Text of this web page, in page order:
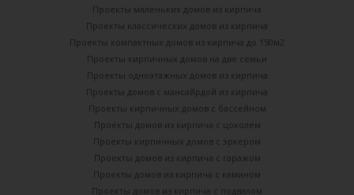
Проекты маленьких домов из кирпича
Проекты классических домов из кирпича
Проекты компактных домов из кирпича до 150м2
Проекты кирпичных домов на две семьи
Проекты одноэтажных домов из кирпича
Проекты домов с мансайрдой из кирпича
Проекты кирпичных домов с бассейном
Проекты домов из кирпича с цоколем
Проекты кирпичных домов с эркером
Проекты домов из кирпича с гаражом
Проекты домов из кирпича с камином
Проекты домов из кирпича с подвалом